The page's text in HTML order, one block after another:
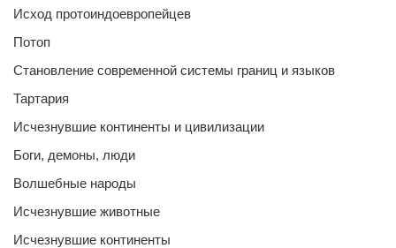
Исход протоиндоевропейцев
Потоп
Становление современной системы границ и языков
Тартария
Исчезнувшие континенты и цивилизации
Боги, демоны, люди
Волшебные народы
Исчезнувшие животные
Исчезнувшие континенты